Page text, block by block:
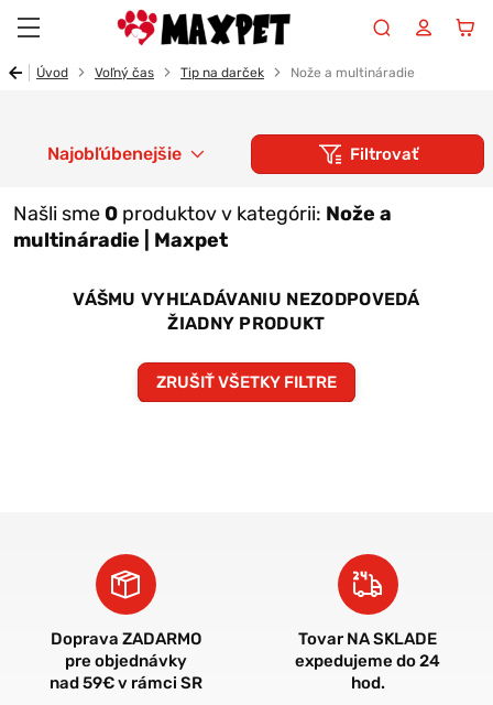
Úvod Voľný čas Tip na darček Nože a multináradie
Filtrovať
Našli sme 0 produktov v kategórii: Nože a
multináradie | Maxpet
Najobľúbenejšie
VÁŠMU VYHĽADÁVANIU NEZODPOVEDÁ
ŽIADNY PRODUKT
ZRUŠIŤ VŠETKY FILTRE
Doprava ZADARMO
pre objednávky
nad 59€ v rámci SR
Tovar NA SKLADE
expedujeme do 24
hod.